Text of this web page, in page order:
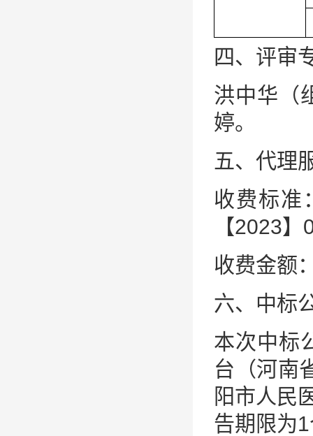
四、评审
洪中华（
婷。
五、代理
收费标准
【2023
收费金额
六、中标
本次中标
台（河南
阳市人民
告期限为